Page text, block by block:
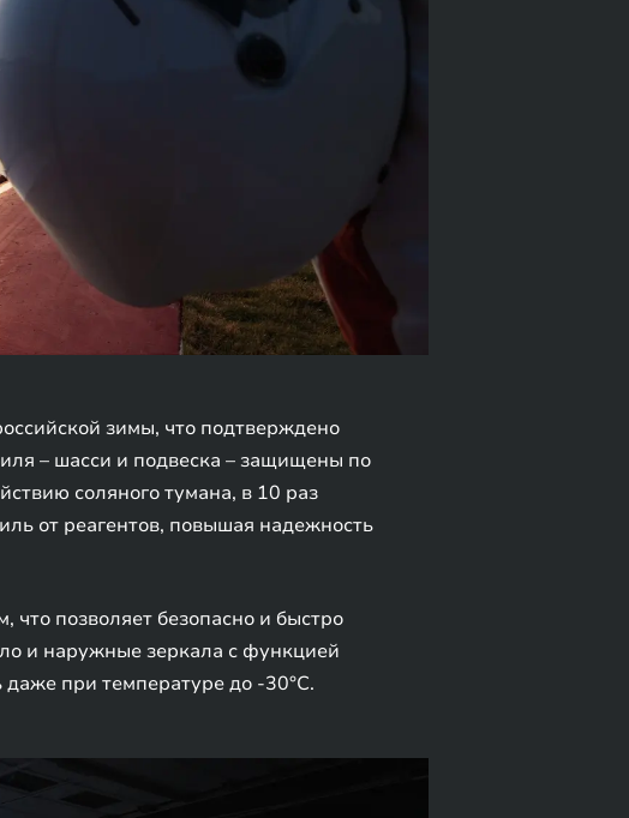
зимы, что подтверждено
– шасси и подвеска – защищены по
соляного тумана, в 10 раз
от реагентов, повышая надежность
позволяет безопасно и быстро
и наружные зеркала с функцией
при температуре до -30°C.